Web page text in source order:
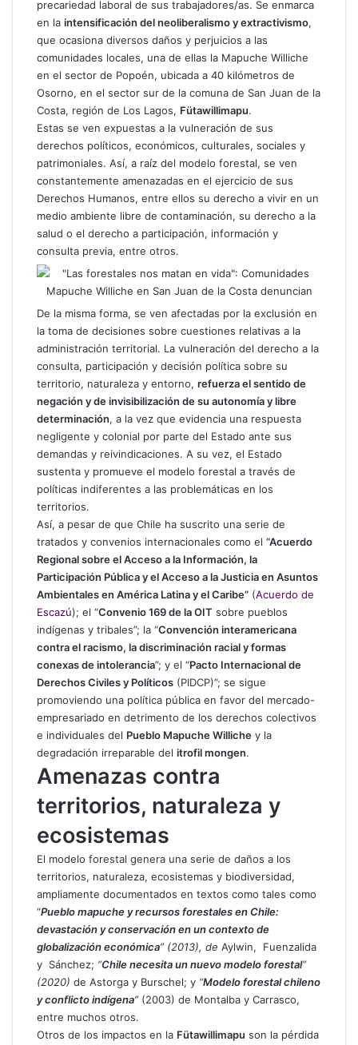
precariedad laboral de sus trabajadores/as. Se enmarca
en la intensificación del neoliberalismo y extractivismo,
que ocasiona diversos daños y perjuicios a las
comunidades locales, una de ellas la Mapuche Williche
en el sector de Popoén, ubicada a 40 kilómetros de
Osorno, en el sector sur de la comuna de San Juan de la
Costa, región de Los Lagos, Fütawillimapu.
Estas se ven expuestas a la vulneración de sus
derechos políticos, económicos, culturales, sociales y
patrimoniales. Así, a raíz del modelo forestal, se ven
constantemente amenazadas en el ejercicio de sus
Derechos Humanos, entre ellos su derecho a vivir en un
medio ambiente libre de contaminación, su derecho a la
salud o el derecho a participación, información y
consulta previa, entre otros.
De la misma forma, se ven afectadas por la exclusión en
la toma de decisiones sobre cuestiones relativas a la
administración territorial. La vulneración del derecho a la
consulta, participación y decisión política sobre su
territorio, naturaleza y entorno, refuerza el sentido de
negación y de invisibilización de su autonomía y libre
determinación, a la vez que evidencia una respuesta
negligente y colonial por parte del Estado ante sus
demandas y reivindicaciones. A su vez, el Estado
sustenta y promueve el modelo forestal a través de
políticas indiferentes a las problemáticas en los
territorios.
Así, a pesar de que Chile ha suscrito una serie de
tratados y convenios internacionales como el “Acuerdo
Regional sobre el Acceso a la Información, la
Participación Pública y el Acceso a la Justicia en Asuntos
Ambientales en América Latina y el Caribe” (Acuerdo de
Escazú); el “Convenio 169 de la OIT sobre pueblos
indígenas y tribales”; la “Convención interamericana
contra el racismo, la discriminación racial y formas
conexas de intolerancia”; y el “Pacto Internacional de
Derechos Civiles y Políticos (PIDCP)”; se sigue
promoviendo una política pública en favor del mercado-
empresariado en detrimento de los derechos colectivos
e individuales del Pueblo Mapuche Williche y la
degradación irreparable del itrofil mongen.
Amenazas contra
territorios, naturaleza y
ecosistemas
El modelo forestal genera una serie de daños a los
territorios, naturaleza, ecosistemas y biodiversidad,
ampliamente documentados en textos como tales como
“Pueblo mapuche y recursos forestales en Chile:
devastación y conservación en un contexto de
globalización económica” (2013), de Aylwin,
Fuenzalida
y Sánchez; “Chile necesita un nuevo modelo forestal”
(2020) de Astorga y Burschel; y “Modelo forestal chileno
y conflicto indígena” (2003) de Montalba y Carrasco,
entre muchos otros.
Otros de los impactos en la Fütawillimapu son la pérdida